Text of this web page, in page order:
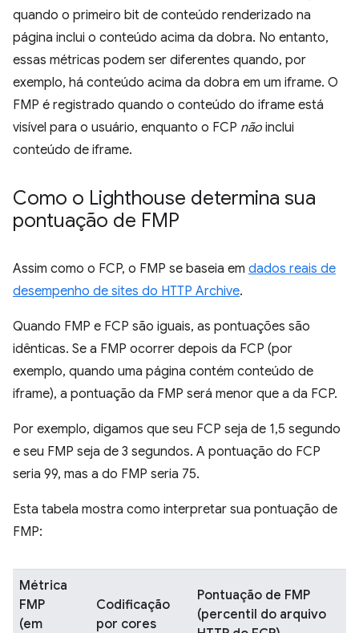
quando o primeiro bit de conteúdo renderizado na
página inclui o conteúdo acima da dobra. No entanto,
essas métricas podem ser diferentes quando, por
exemplo, há conteúdo acima da dobra em um iframe. O
FMP é registrado quando o conteúdo do iframe está
visível para o usuário, enquanto o FCP não inclui
conteúdo de iframe.
Como o Lighthouse determina sua
pontuação de FMP
Assim como o FCP, o FMP se baseia em dados reais de
desempenho de sites do HTTP Archive.
Quando FMP e FCP são iguais, as pontuações são
idênticas. Se a FMP ocorrer depois da FCP (por
exemplo, quando uma página contém conteúdo de
iframe), a pontuação da FMP será menor que a da FCP.
Por exemplo, digamos que seu FCP seja de 1,5 segundo
e seu FMP seja de 3 segundos. A pontuação do FCP
seria 99, mas a do FMP seria 75.
Esta tabela mostra como interpretar sua pontuação de
FMP:
Métrica
FMP
(em
Codificação
por cores
Pontuação de FMP
(percentil do arquivo